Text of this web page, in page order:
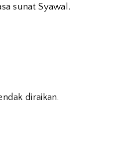
sunat Syawal.
diraikan.